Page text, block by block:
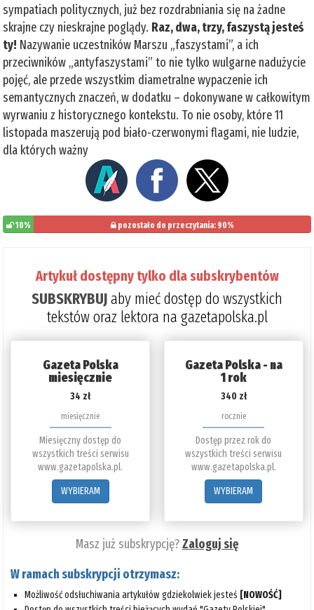
sympatiach politycznych, już bez rozdrabniania się na żadne
skrajne czy nieskrajne poglądy. Raz, dwa, trzy, faszystą jesteś
ty! Nazywanie uczestników Marszu „faszystami”, a ich
przeciwników „antyfaszystami” to nie tylko wulgarne nadużycie
pojęć, ale przede wszystkim diametralne wypaczenie ich
semantycznych znaczeń, w dodatku – dokonywane w całkowitym
wyrwaniu z historycznego kontekstu. To nie osoby, które 11
listopada maszerują pod biało-czerwonymi flagami, nie ludzie,
dla których ważny
10% pozostało do przeczytania: 90%
Artykuł dostępny tylko dla subskrybentów
SUBSKRYBUJaby mieć dostęp do wszystkich
tekstów oraz lektora na gazetapolska.pl
Gazeta Polska
miesięcznie
34 zł
miesięcznie
Miesięczny dostęp do
wszystkich treści serwisu
www.gazetapolska.pl.
WYBIERAM
Gazeta Polska - na
1 rok
340 zł
rocznie
Dostęp przez rok do
wszystkich treści serwisu
www.gazetapolska.pl.
WYBIERAM
Masz już subskrypcję?Zaloguj się
W ramach subskrypcji otrzymasz:
Możliwość odsłuchiwania artykułów gdziekolwiek jesteś [NOWOŚĆ]